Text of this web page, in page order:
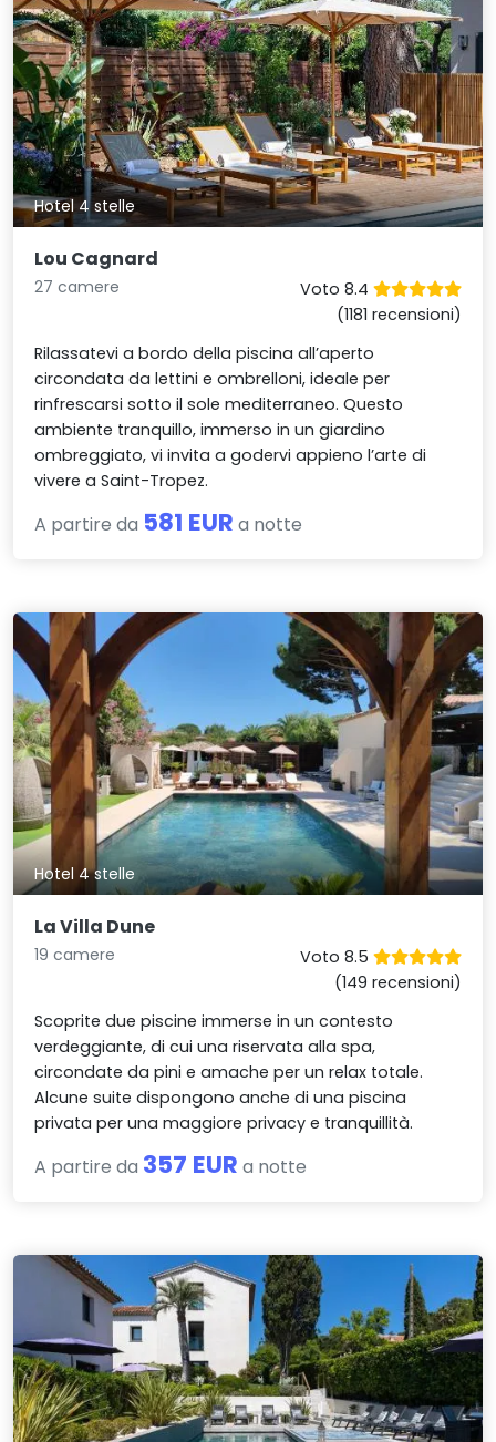
Hotel 4 stelle
Lou Cagnard
27 camere
Voto 8.4
(1181 recensioni)
Rilassatevi a bordo della piscina all’aperto
circondata da lettini e ombrelloni, ideale per
rinfrescarsi sotto il sole mediterraneo. Questo
ambiente tranquillo, immerso in un giardino
ombreggiato, vi invita a godervi appieno l’arte di
vivere a Saint-Tropez.
A partire da 581 EUR a notte
Hotel 4 stelle
La Villa Dune
19 camere
Voto 8.5
(149 recensioni)
Scoprite due piscine immerse in un contesto
verdeggiante, di cui una riservata alla spa,
circondate da pini e amache per un relax totale.
Alcune suite dispongono anche di una piscina
privata per una maggiore privacy e tranquillità.
A partire da 357 EUR a notte